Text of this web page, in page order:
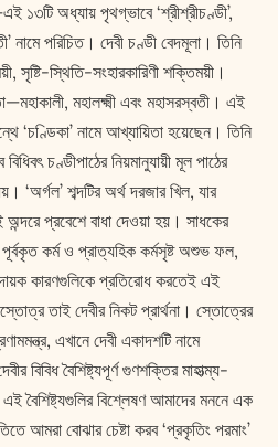
১৩টি অধ্যায় পৃথগ্‌ভাবে ‘শ্রীশ্রীচণ্ডী’,
নামে পরিচিত। দেবী চণ্ডী বেদমূলা। তিনি
সৃষ্টি-স্থিতি-সংহারকারিণী শক্তিময়ী।
মহাল‌ক্ষ্মী এবং মহাসরস্বতী। এই
‘চণ্ডিকা’ নামে আখ্যায়িতা হয়েছেন। তিনি
চণ্ডীপাঠের নিয়মানুযায়ী মূল পাঠের
‘অর্গল’ শব্দটির অর্থ দরজার খিল, যার
অন্দরে প্রবেশে বাধা দেওয়া হয়। সাধকের
পূর্বকৃত কর্ম ও প্রাত্যহিক কর্মসৃষ্ট অশুভ ফল,
কারণগুলিকে প্রতিরোধ করতেই এই
তাই দেবীর নিকট প্রার্থনা। স্তোত্রের
এখানে দেবী একাদশটি নামে
বিবিধ বৈশিষ্ট্যপূর্ণ গুণশক্তির মাহাত্ম্য-
বৈশিষ্ট্যগুলির বিশ্লেষণ আমাদের মননে এক
আমরা বোঝার চেষ্টা করব ‘প্রকৃতিং পরমাং’